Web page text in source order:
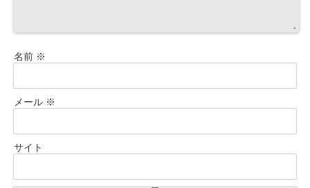
名前 ※
メール ※
サイト